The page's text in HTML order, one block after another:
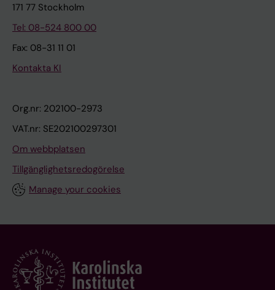
171 77 Stockholm
Tel: 08-524 800 00
Fax: 08-31 11 01
Kontakta KI
Org.nr: 202100-2973
VAT.nr: SE202100297301
Om webbplatsen
Tillgänglighetsredogörelse
Manage your cookies